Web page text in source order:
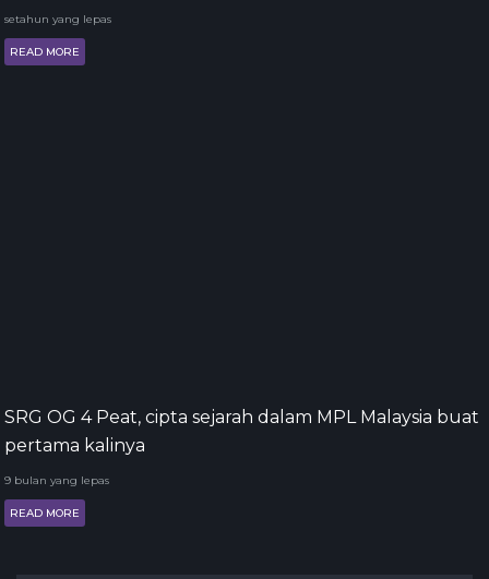
setahun yang lepas
READ MORE
SRG OG 4 Peat, cipta sejarah dalam MPL Malaysia buat
pertama kalinya
9 bulan yang lepas
READ MORE